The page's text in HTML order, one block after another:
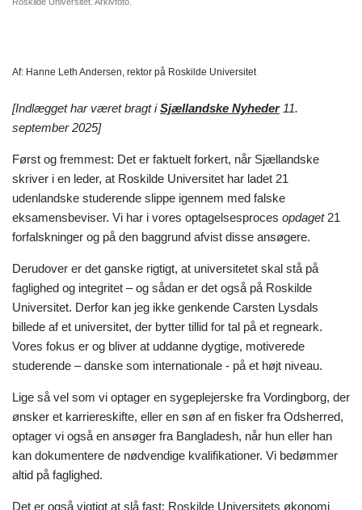
Af: Hanne Leth Andersen, rektor på Roskilde Universitet
[Indlægget har været bragt iSjællandske Nyheder11.
september 2025]
Først og fremmest: Det er faktuelt forkert, når Sjællandske
skriver i en leder, at Roskilde Universitet har ladet 21
udenlandske studerende slippe igennem med falske
eksamensbeviser. Vi har i vores optagelsesproces opdaget 21
forfalskninger og på den baggrund afvist disse ansøgere.
Derudover er det ganske rigtigt, at universitetet skal stå på
faglighed og integritet – og sådan er det også på Roskilde
Universitet. Derfor kan jeg ikke genkende Carsten Lysdals
billede af et universitet, der bytter tillid for tal på et regneark.
Vores fokus er og bliver at uddanne dygtige, motiverede
studerende – danske som internationale - på et højt niveau.
Lige så vel som vi optager en sygeplejerske fra Vordingborg, der
ønsker et karriereskifte, eller en søn af en fisker fra Odsherred,
optager vi også en ansøger fra Bangladesh, når hun eller han
kan dokumentere de nødvendige kvalifikationer. Vi bedømmer
altid på faglighed.
Det er også vigtigt at slå fast: Roskilde Universitets økonomi